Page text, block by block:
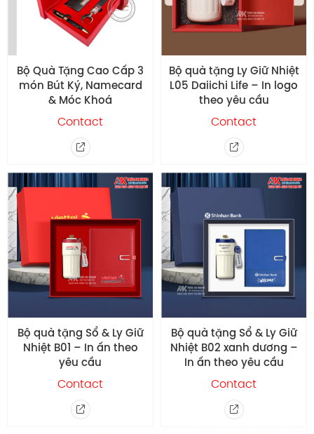
Bộ Quà Tặng Cao Cấp 3
món Bút Ký, Namecard
& Móc Khoá
Contact
Bộ quà tặng Ly Giữ Nhiệt
L05 Daiichi Life – In logo
theo yêu cầu
Contact
Bộ quà tặng Sổ & Ly Giữ
Nhiệt B01 – In ấn theo
yêu cầu
Contact
Bộ quà tặng Sổ & Ly Giữ
Nhiệt B02 xanh dương –
In ấn theo yêu cầu
Contact